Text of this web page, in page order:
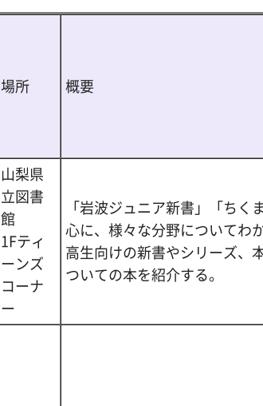
場所 概要
山梨県
立図書
館
1Fティ
ーンズ
コーナ
ー
「岩波ジュニア新書」「ちく
心に、様々な分野についてわ
高生向けの新書やシリーズ、
ついての本を紹介する。